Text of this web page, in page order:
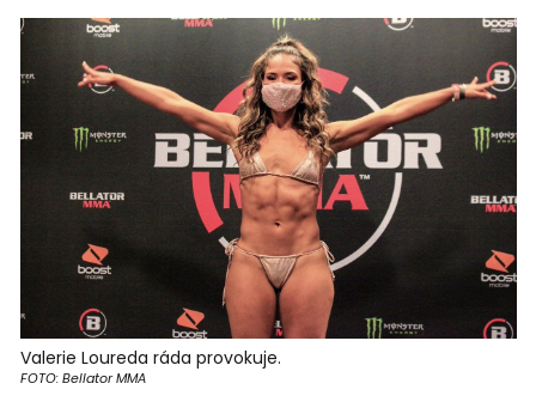
Valerie Loureda ráda provokuje.
FOTO: Bellator MMA